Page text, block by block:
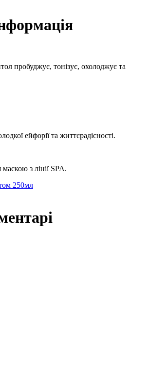
пробуджує, тонізує, охолоджує та
ейфорії та життєрадісності.
з лінії SPA.
250мл